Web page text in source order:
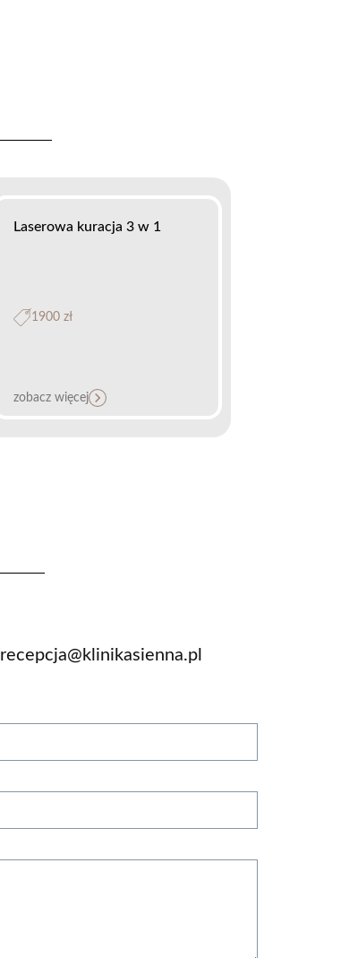
Laserowa kuracja 3 w 1
1900 zł
zobacz więcej
recepcja@klinikasienna.pl